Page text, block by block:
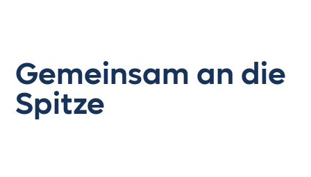
Gemeinsam an die
Spitze 96
6
7
8
9